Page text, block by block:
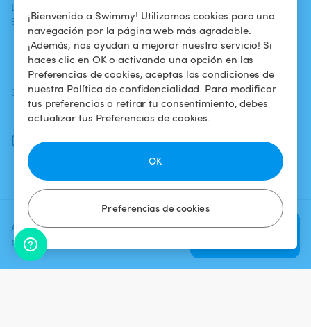
¡Bienvenido a Swimmy! Utilizamos cookies para una
navegación por la página web más agradable.
¡Además, nos ayudan a mejorar nuestro servicio! Si
haces clic en OK o activando una opción en las
Preferencias de cookies, aceptas las condiciones de
nuestra Política de confidencialidad. Para modificar
tus preferencias o retirar tu consentimiento, debes
actualizar tus Preferencias de cookies.
Preferencias de cookies
OK
Agrega una fecha y un horario
para ver el precio
Verificar
La aventura
Swimmy
piscina
¿Cómo funciona?
confidencialidad
Aviso legal
SÍGUENOS
Facebook
Instagram
DESCARGAR LA APP